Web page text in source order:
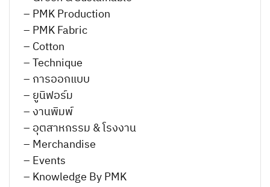
– PMK Production
– PMK Fabric
– Cotton
– Technique
– การออกแบบ
– ยูนิฟอร์ม
– งานพิมพ์
– อุตสาหกรรม & โรงงาน
– Merchandise
– Events
– Knowledge By PMK